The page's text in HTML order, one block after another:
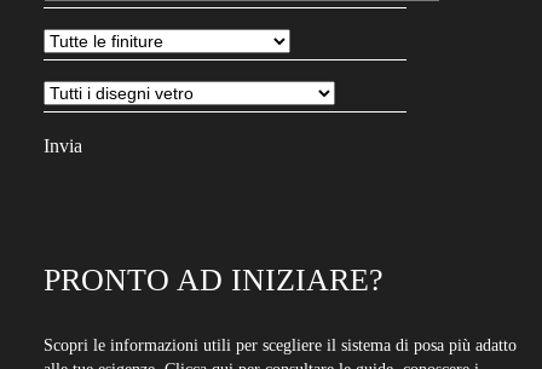
alla
nostra
PRONTO AD INIZIARE?
Scopri le informazioni utili per scegliere il sistema di posa più adatto